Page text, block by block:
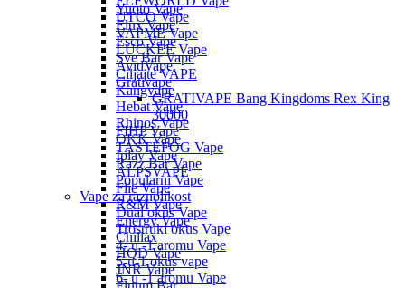
Yuoto Vape
Elux Vape
Esco Vape
Sve Bar Vape
Ciljajte VAPE
Kangvape
Hebat Vape
Rhinos Vape
OKK Vape
Iplay Vape
ALPSVAPE
Flie Vape
R&M Vape
Energy Vape
Chillax
HQD Vape
JNR Vape
UTCO Vape
VAPME Vape
LUCKEE Vape
AvidVape
Grativape
GRATIVAPE Bang Kingdoms Rex King
30000
FIHP Vape
TASTEFOG Vape
Razz Bar Vape
Popularni Vape
Vape za raznolikost
Dual okus Vape
Trostruki okus Vape
4- u -1 aromu Vape
5-u-1 okus vape
6- u -1 aromu Vape